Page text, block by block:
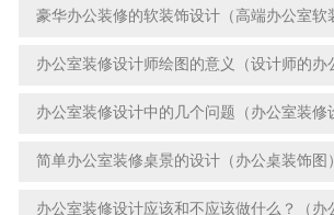
豪华办公装修的软装饰设计（高端办公室软
办公室装修设计师绘图的意义（设计师的办
办公室装修设计中的几个问题（办公室装修
简单办公室装修桌景的设计（办公桌装饰图）
办公室装修设计应该和不应该做什么？（办